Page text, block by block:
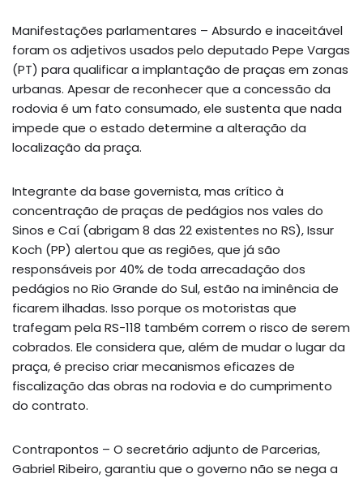
Manifestações parlamentares – Absurdo e inaceitável
foram os adjetivos usados pelo deputado Pepe Vargas
(PT) para qualificar a implantação de praças em zonas
urbanas. Apesar de reconhecer que a concessão da
rodovia é um fato consumado, ele sustenta que nada
impede que o estado determine a alteração da
localização da praça.
Integrante da base governista, mas crítico à
concentração de praças de pedágios nos vales do
Sinos e Caí (abrigam 8 das 22 existentes no RS), Issur
Koch (PP) alertou que as regiões, que já são
responsáveis por 40% de toda arrecadação dos
pedágios no Rio Grande do Sul, estão na iminência de
ficarem ilhadas. Isso porque os motoristas que
trafegam pela RS-118 também correm o risco de serem
cobrados. Ele considera que, além de mudar o lugar da
praça, é preciso criar mecanismos eficazes de
fiscalização das obras na rodovia e do cumprimento
do contrato.
Contrapontos – O secretário adjunto de Parcerias,
Gabriel Ribeiro, garantiu que o governo não se nega a